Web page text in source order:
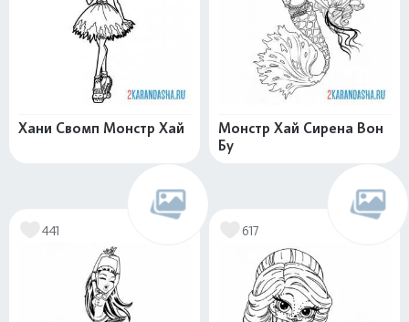
Хани Свомп Монстр Хай
Монстр Хай Сирена Вон
Бу
441 617